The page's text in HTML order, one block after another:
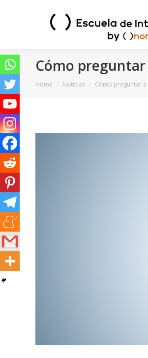
Cómo
You are here:
Home Noticias Cómo preguntar a